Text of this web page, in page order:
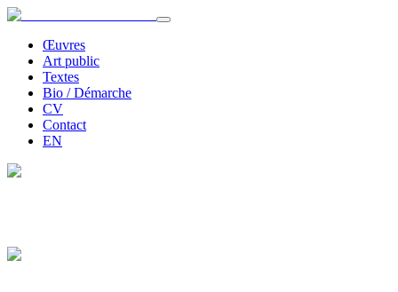
Œuvres
Art public
Textes
Bio / Démarche
CV
Contact
EN